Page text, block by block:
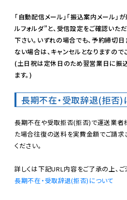
「自動配信メール」「振込案内メール」
ルフォルダ”と、受信設定をご確認いた
下さい。いずれの場合でも、予約締切
ない場合は、キャンセルとなりますので
(土日祝は定休日のため翌営業日に振
ます。)
長期不在・受取辞退(拒否)
長期不在や受取拒否(拒否)で運送業者
た場合往復の送料を実費金額でご請求
ください。
長期不在・受取辞退(拒否)について